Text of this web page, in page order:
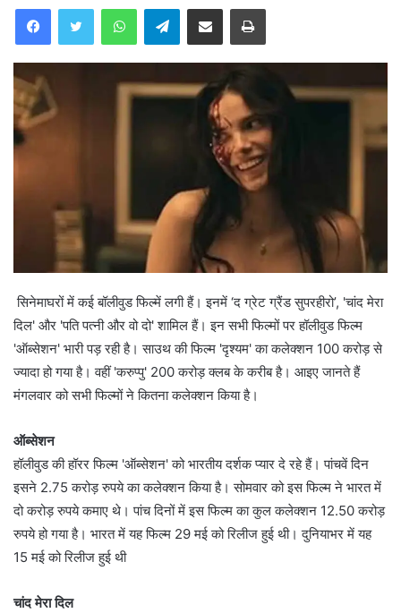
WhatsAppTelegramShare via Email Print
सिनेमाघरों में कई बॉलीवुड फिल्में लगी हैं। इनमें ‘द ग्रेट ग्रैंड सुपरहीरो’, 'चांद मेरा
दिल' और 'पति पत्नी और वो दो' शामिल हैं। इन सभी फिल्मों पर हॉलीवुड फिल्म
'ऑब्सेशन' भारी पड़ रही है। साउथ की फिल्म 'दृश्यम' का कलेक्शन 100 करोड़ से
ज्यादा हो गया है। वहीं 'करुप्पु' 200 करोड़ क्लब के करीब है। आइए जानते हैं
मंगलवार को सभी फिल्मों ने कितना कलेक्शन किया है।
ऑब्सेशन
हॉलीवुड की हॉरर फिल्म 'ऑब्सेशन' को भारतीय दर्शक प्यार दे रहे हैं। पांचवें दिन
इसने 2.75 करोड़ रुपये का कलेक्शन किया है। सोमवार को इस फिल्म ने भारत में
दो करोड़ रुपये कमाए थे। पांच दिनों में इस फिल्म का कुल कलेक्शन 12.50 करोड़
रुपये हो गया है। भारत में यह फिल्म 29 मई को रिलीज हुई थी। दुनियाभर में यह
15 मई को रिलीज हुई थी
चांद मेरा दिल